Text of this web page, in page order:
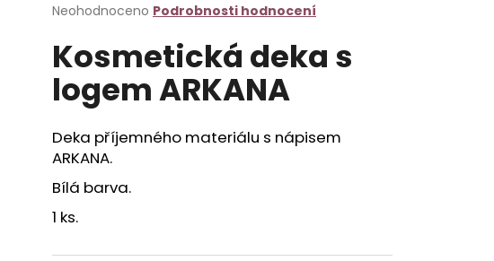
Průměrné
produktu
je
0,0
hvězdiček.
Neohodnoceno Podrobnosti hodnocení
Kosmetická deka s
logem ARKANA
Deka příjemného materiálu s nápisem
ARKANA.
Bílá barva.
1 ks.